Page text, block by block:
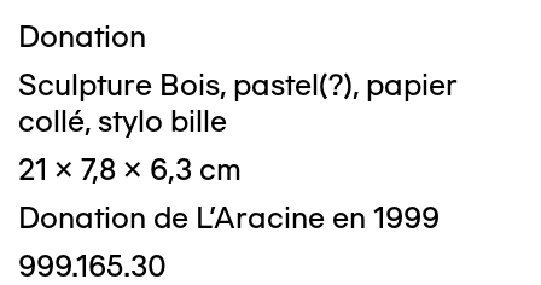
Donation
Sculpture Bois, pastel(?), papier
collé, stylo bille
21 x 7,8 x 6,3 cm
Donation de L'Aracine en 1999
999.165.30